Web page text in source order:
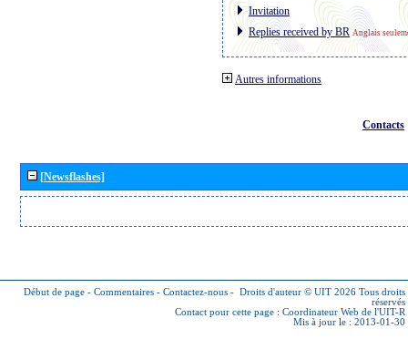
Invitation
Replies received by BR Anglais
Autres informations
Contacts
[Newsflashes]
Début de page - Commentaires - Contactez-nous - Droits d'auteur © UIT 2026 Tous droits
réservés
Contact pour cette page : Coordinateur Web de l'UIT-R
Mis à jour le : 2013-01-30